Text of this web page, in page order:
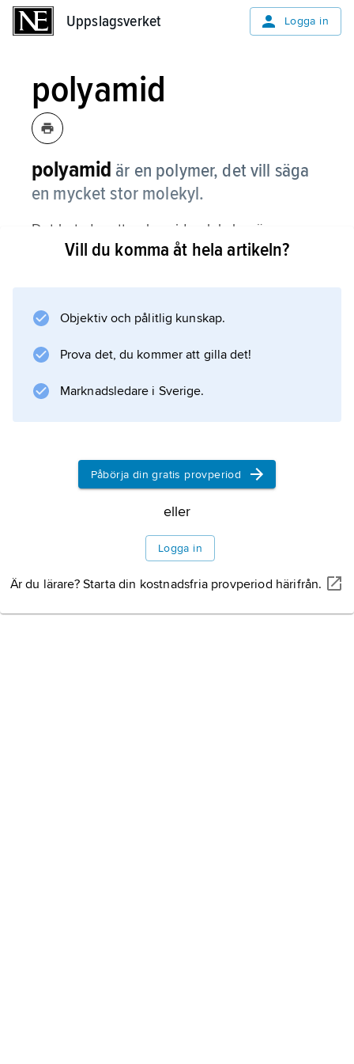
Uppslagsverket Logga in
polyamid
polyamid är en polymer, det vill säga
en mycket stor molekyl.
Det betyder att polyamidmolekylen är
sammansatt av många mindre molekyler
innehåller vanligtvis mest kol, väte och syre. I
Vill du komma åt hela artikeln?
Objektiv och pålitlig kunskap.
Prova det, du kommer att gilla det!
Marknadsledare i Sverige.
Påbörja din gratis provperiod
eller
Logga in
Är du lärare? Starta din kostnadsfria provperiod härifrån.